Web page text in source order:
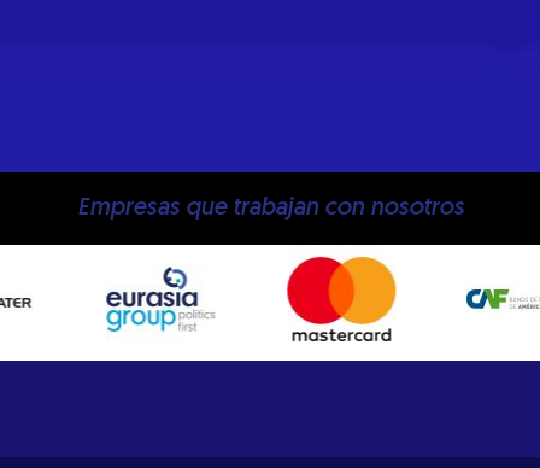
Empresas que trabajan con nosotros